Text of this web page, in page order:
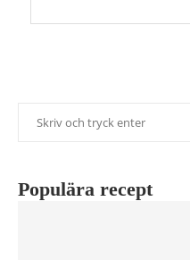
Populära recept